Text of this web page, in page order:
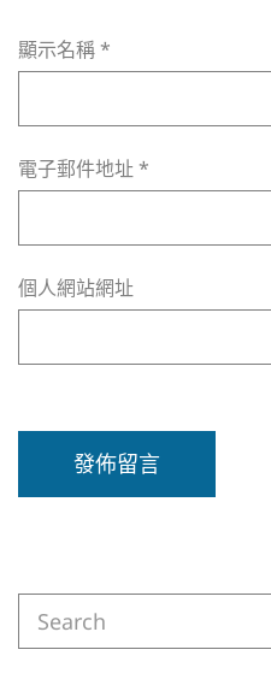
顯示名稱*
電子郵件地址 *
個人網站網址
Search
for: